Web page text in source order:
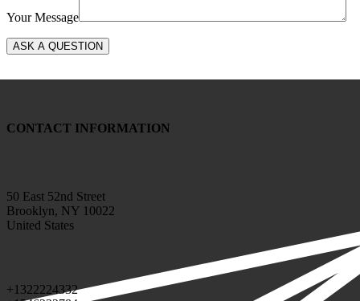
Your Message
CONTACT INFORMATION
50 East 52nd Street
Brooklyn, NY 10022
United States
+1322224332